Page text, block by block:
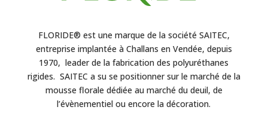
FLORIDE® est une marque de la société SAITEC,
entreprise implantée à Challans en Vendée, depuis
1970, leader de la fabrication des polyuréthanes
rigides. SAITEC a su se positionner sur le marché de la
mousse florale dédiée au marché du deuil, de
l’évènementiel ou encore la décoration.